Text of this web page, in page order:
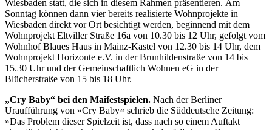
Wiesbaden statt, die sich in diesem Rahmen präsentieren. Am
Sonntag können dann vier bereits realisierte Wohnprojekte in
Wiesbaden direkt vor Ort besichtigt werden, beginnend mit dem
Wohnprojekt Eltviller Straße 16a von 10.30 bis 12 Uhr, gefolgt vom
Wohnhof Blaues Haus in Mainz-Kastel von 12.30 bis 14 Uhr, dem
Wohnprojekt Horizonte e.V. in der Brunhildenstraße von 14 bis
15.30 Uhr und der Gemeinschaftlich Wohnen eG in der
Blücherstraße von 15 bis 18 Uhr.
„Cry Baby“ bei den Maifestspielen. Nach der Berliner
Uraufführung von »Cry Baby« schrieb die Süddeutsche Zeitung:
»Das Problem dieser Spielzeit ist, dass nach so einem Auftakt